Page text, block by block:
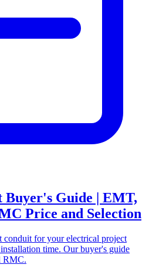
Guide | EMT,
Price and Selection
conduit for your electrical project
time. Our buyer's guide
RMC.